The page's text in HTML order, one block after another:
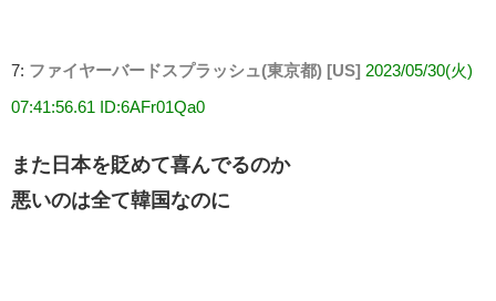
7: ファイヤーバードスプラッシュ(東京都) [US] 2023/05/30(火)
07:41:56.61 ID:6AFr01Qa0
また日本を貶めて喜んでるのか
悪いのは全て韓国なのに